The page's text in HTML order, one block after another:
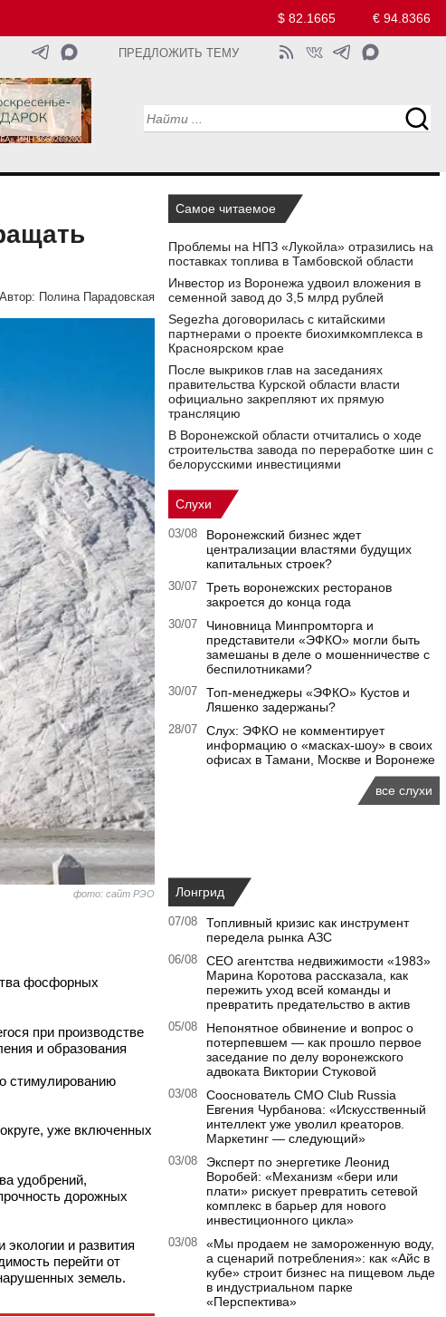
$ 82.1665 € 94.8366
ПРЕДЛОЖИТЬ ТЕМУ
Автор: Полина Парадовская
фото: сайт РЭО
фосфорных
при производстве
и образования
стимулированию
уже включенных
удобрений,
дорожных
и развития
перейти от
земель.
Самое читаемое
Проблемы на НПЗ «Лукойла» отразились на
поставках топлива в Тамбовской области
Инвестор из Воронежа удвоил вложения в
семенной завод до 3,5 млрд рублей
Segezha договорилась с китайскими
партнерами о проекте биохимкомплекса в
Красноярском крае
После выкриков глав на заседаниях
правительства Курской области власти
официально закрепляют их прямую
трансляцию
В Воронежской области отчитались о ходе
строительства завода по переработке шин с
белорусскими инвестициями
Слухи
03/08
Воронежский бизнес ждет
централизации властями будущих
капитальных строек?
30/07
Треть воронежских ресторанов
закроется до конца года
30/07
Чиновница Минпромторга и
представители «ЭФКО» могли быть
замешаны в деле о мошенничестве с
беспилотниками?
30/07
Топ-менеджеры «ЭФКО» Кустов и
Ляшенко задержаны?
28/07
Слух: ЭФКО не комментирует
информацию о «масках-шоу» в своих
офисах в Тамани, Москве и Воронеже
все слухи
Лонгрид
07/08
Топливный кризис как инструмент
передела рынка АЗС
06/08
CEO агентства недвижимости «1983»
Марина Коротова рассказала, как
пережить уход всей команды и
превратить предательство в актив
05/08
Непонятное обвинение и вопрос о
потерпевшем — как прошло первое
заседание по делу воронежского
адвоката Виктории Стуковой
03/08
Сооснователь CMO Club Russia
Евгения Чурбанова: «Искусственный
интеллект уже уволил креаторов.
Маркетинг — следующий»
03/08
Эксперт по энергетике Леонид
Воробей: «Механизм «бери или
плати» рискует превратить сетевой
комплекс в барьер для нового
инвестиционного цикла»
03/08
«Мы продаем не замороженную воду,
а сценарий потребления»: как «Айс в
кубе» строит бизнес на пищевом льде
в индустриальном парке
«Перспектива»